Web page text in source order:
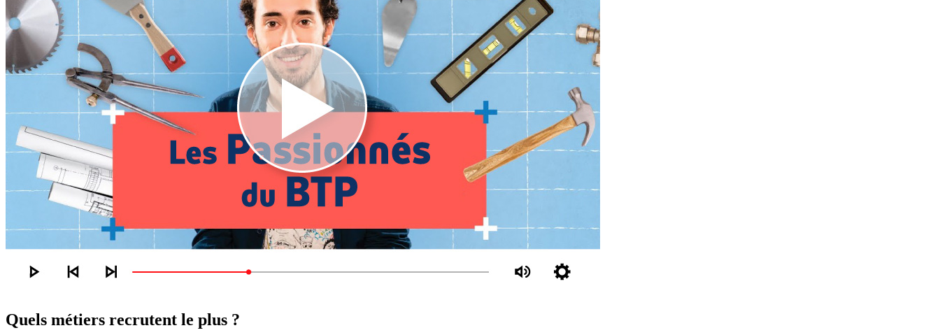
Quels métiers recrutent le plus ?